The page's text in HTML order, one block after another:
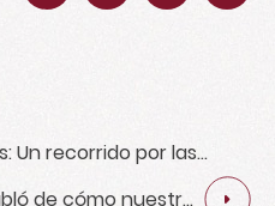
Un recorrido por las
de Disney" con Ana
de cómo nuestras